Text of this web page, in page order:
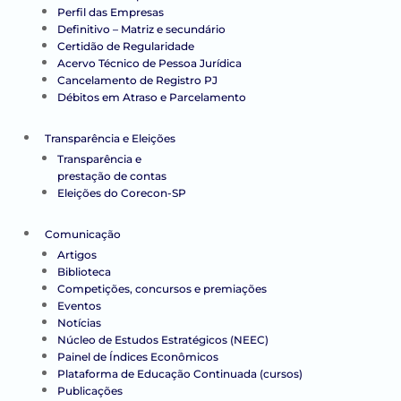
Perfil das Empresas
Definitivo – Matriz e secundário
Certidão de Regularidade
Acervo Técnico de Pessoa Jurídica
Cancelamento de Registro PJ
Débitos em Atraso e Parcelamento
Transparência e Eleições
Transparência e
prestação de contas
Eleições do Corecon-SP
Comunicação
Artigos
Biblioteca
Competições, concursos e premiações
Eventos
Notícias
Núcleo de Estudos Estratégicos (NEEC)
Painel de Índices Econômicos
Plataforma de Educação Continuada (cursos)
Publicações